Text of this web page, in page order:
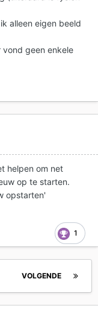
alleen eigen beeld
vond geen enkele
helpen om net
op te starten.
opstarten'
1
VOLGENDE